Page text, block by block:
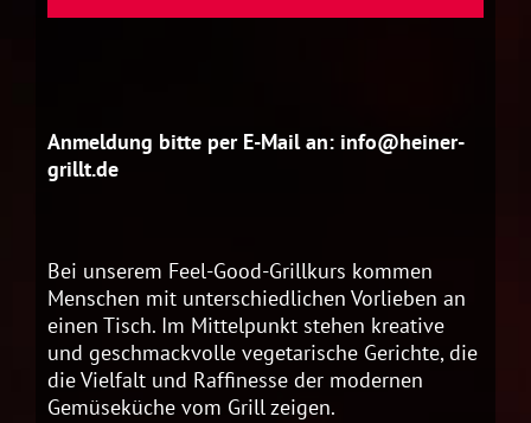
Anmeldung bitte per E-Mail an: info@heiner-
grillt.de
Bei unserem Feel-Good-Grillkurs kommen
Menschen mit unterschiedlichen Vorlieben an
einen Tisch. Im Mittelpunkt stehen kreative
und geschmackvolle vegetarische Gerichte, die
die Vielfalt und Raffinesse der modernen
Gemüseküche vom Grill zeigen.